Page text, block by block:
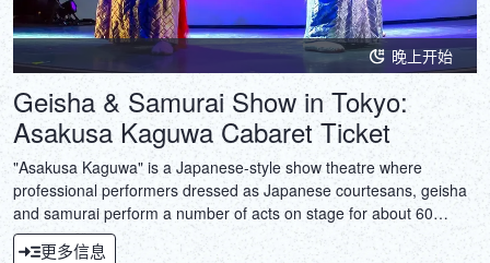
晚上开始
Geisha & Samurai Show in Tokyo:
Asakusa Kaguwa Cabaret Ticket
"Asakusa Kaguwa" is a Japanese-style show theatre where
professional performers dressed as Japanese courtesans, geisha
and samurai perform a number of acts on stage for about 60
minutes.
更多信息